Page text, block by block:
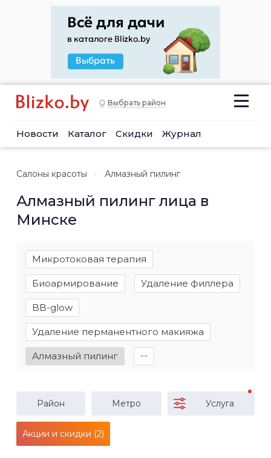
Выбрать район
Новости Каталог Скидки Журнал
Салоны красоты Алмазный пилинг
Алмазный пилинг лица в
Минске
Микротоковая терапия
Биоармирование Удаление филлера
BB-glow
Удаление перманентного макияжа
Алмазный пилинг ∙∙∙
Район Метро Услуга
Акции и скидки (2)